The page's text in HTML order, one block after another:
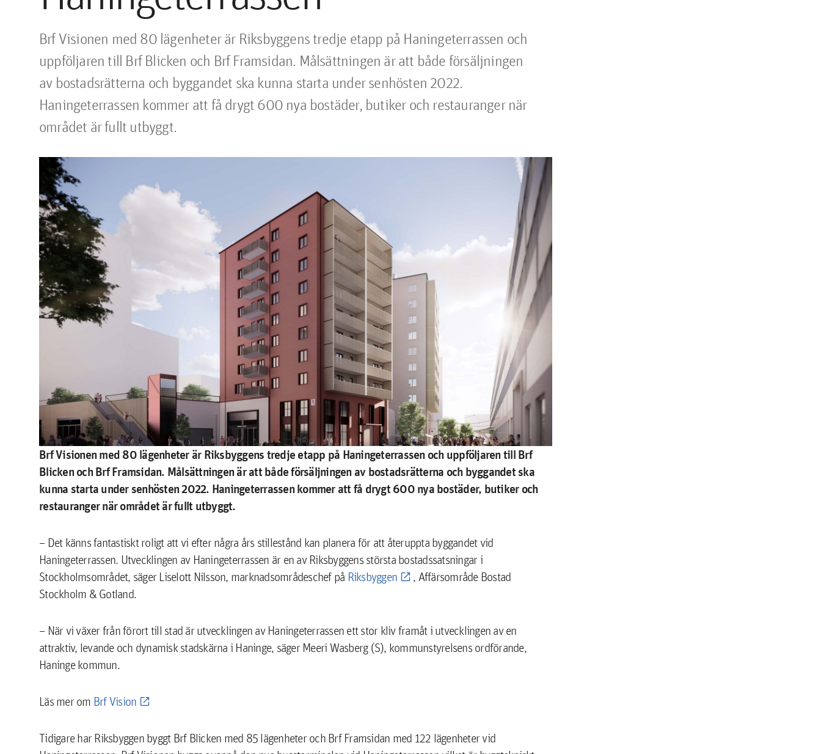
Brf Visionen med 80 lägenheter är Riksbyggens tredje etapp på Haningeterrassen och
uppföljaren till Brf Blicken och Brf Framsidan. Målsättningen är att både försäljningen
av bostadsrätterna och byggandet ska kunna starta under senhösten 2022.
Haningeterrassen kommer att få drygt 600 nya bostäder, butiker och restauranger när
området är fullt utbyggt.
Brf Visionen med 80 lägenheter är Riksbyggens tredje etapp på Haningeterrassen och uppföljaren till Brf
Blicken och Brf Framsidan. Målsättningen är att både försäljningen av bostadsrätterna och byggandet ska
kunna starta under senhösten 2022. Haningeterrassen kommer att få drygt 600 nya bostäder, butiker och
restauranger när området är fullt utbyggt.
– Det känns fantastiskt roligt att vi efter några års stillestånd kan planera för att återuppta byggandet vid
Haningeterrassen. Utvecklingen av Haningeterrassen är en av Riksbyggens största bostadssatsningar i
Stockholmsområdet, säger Liselott Nilsson, marknadsområdeschef på Riksbyggen
, Affärsområde Bostad
Stockholm & Gotland.
– När vi växer från förort till stad är utvecklingen av Haningeterrassen ett stor kliv framåt i utvecklingen av en
attraktiv, levande och dynamisk stadskärna i Haninge, säger Meeri Wasberg (S), kommunstyrelsens ordförande,
Haninge kommun.
Läs mer om Brf Vision
Tidigare har Riksbyggen byggt Brf Blicken med 85 lägenheter och Brf Framsidan med 122 lägenheter vid